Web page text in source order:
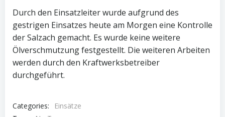
Durch den Einsatzleiter wurde aufgrund des
gestrigen Einsatzes heute am Morgen eine Kontrolle
der Salzach gemacht. Es wurde keine weitere
Ölverschmutzung festgestellt. Die weiteren Arbeiten
werden durch den Kraftwerksbetreiber
durchgeführt.
Categories:
Einsätze